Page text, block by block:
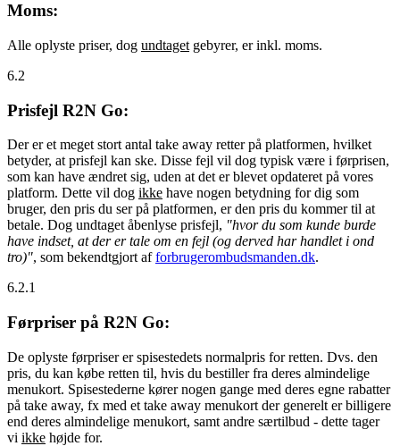
Moms:
Alle oplyste priser, dog undtaget gebyrer, er inkl. moms.
6.2
Prisfejl R2N Go:
Der er et meget stort antal take away retter på platformen, hvilket
betyder, at prisfejl kan ske. Disse fejl vil dog typisk være i førprisen,
som kan have ændret sig, uden at det er blevet opdateret på vores
platform. Dette vil dog ikke have nogen betydning for dig som
bruger, den pris du ser på platformen, er den pris du kommer til at
betale. Dog undtaget åbenlyse prisfejl, "hvor du som kunde burde
have indset, at der er tale om en fejl (og derved har handlet i ond
tro)", som bekendtgjort afforbrugerombudsmanden.dk.
6.2.1
Førpriser på R2N Go:
De oplyste førpriser er spisestedets normalpris for retten. Dvs. den
pris, du kan købe retten til, hvis du bestiller fra deres almindelige
menukort. Spisestederne kører nogen gange med deres egne rabatter
på take away, fx med et take away menukort der generelt er billigere
end deres almindelige menukort, samt andre særtilbud - dette tager
vi ikke højde for.